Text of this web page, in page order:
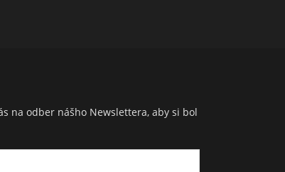
na odber nášho Newslettera, aby si bol